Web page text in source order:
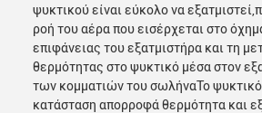
ψυκτικού είναι εύκολο να
ροή του αέρα που εισέρχεται στο
επιφάνειας του εξατμιστήρα και τη
θερμότητας στο ψυκτικό μέσα στον
των κομματιών του σωλήναΤο ψυκτικό
κατάσταση απορροφά θερμότητα και